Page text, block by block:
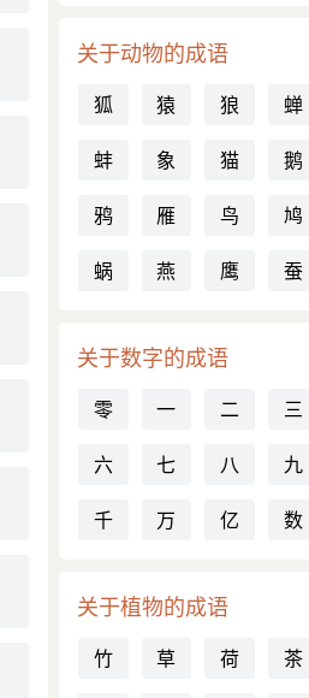
关于动物的成语
狐 猿 狼 蝉
蚌
象 猫 鹅
鸦
雁 鸟 鸠
蜗
燕 鹰 蚕
关于数字的成语
零 一 二 三
六
七 八 九
千
万 亿 数
关于植物的成语
竹 草 荷 茶